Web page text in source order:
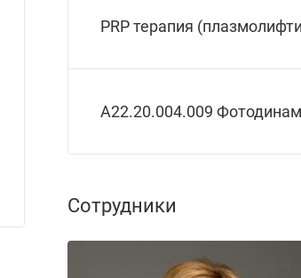
PRP терапия
А22.20.004.009
Сотрудники